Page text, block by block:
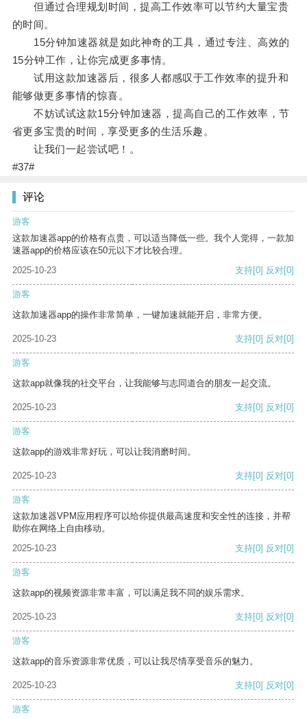
但通过合理规划时间，提高工作效率可以节约大量宝贵
的时间。
15分钟加速器就是如此神奇的工具，通过专注、高效的
15分钟工作，让你完成更多事情。
试用这款加速器后，很多人都感叹于工作效率的提升和
能够做更多事情的惊喜。
不妨试试这款15分钟加速器，提高自己的工作效率，节
省更多宝贵的时间，享受更多的生活乐趣。
让我们一起尝试吧！。
#37#
评论
游客
这款加速器app的价格有点贵，可以适当降低一些。我个人觉得，一款加
速器app的价格应该在50元以下才比较合理。
2025-10-23
支持[0] 反对[0]
游客
这款加速器app的操作非常简单，一键加速就能开启，非常方便。
2025-10-23 支持[0] 反对[0]
游客
这款app就像我的社交平台，让我能够与志同道合的朋友一起交流。
2025-10-23 支持[0] 反对[0]
游客
这款app的游戏非常好玩，可以让我消磨时间。
2025-10-23 支持[0] 反对[0]
游客
这款加速器VPM应用程序可以给你提供最高速度和安全性的连接，并帮
助你在网络上自由移动。
2025-10-23
支持[0] 反对[0]
游客
这款app的视频资源非常丰富，可以满足我不同的娱乐需求。
2025-10-23 支持[0] 反对[0]
游客
这款app的音乐资源非常优质，可以让我尽情享受音乐的魅力。
2025-10-23 支持[0] 反对[0]
游客